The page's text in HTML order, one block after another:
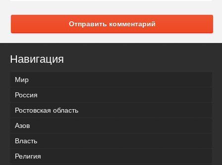
Отправить комментарий
Навигация
Мир
Россия
Ростовская область
Азов
Власть
Религия